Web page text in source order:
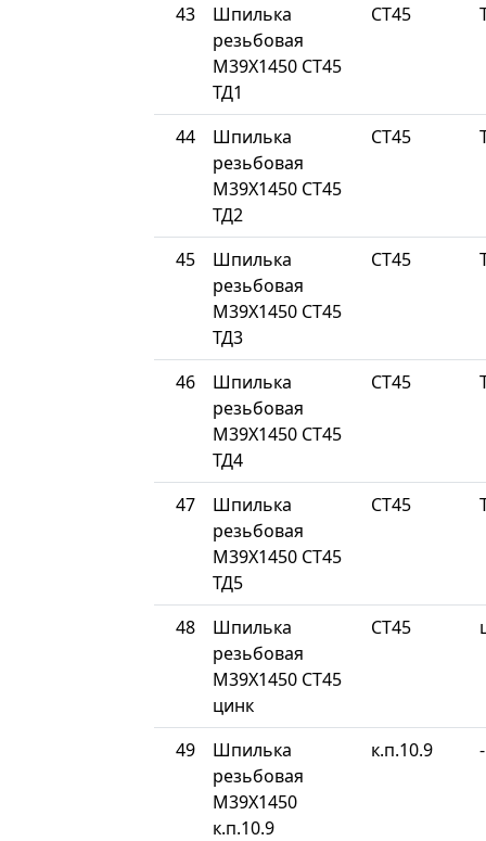
43
Шпилька
резьбовая
М39Х1450 СТ45
ТД1
СТ45
44
Шпилька
резьбовая
М39Х1450 СТ45
ТД2
СТ45
45
Шпилька
резьбовая
М39Х1450 СТ45
ТД3
СТ45
46
Шпилька
резьбовая
М39Х1450 СТ45
ТД4
СТ45
47
Шпилька
резьбовая
М39Х1450 СТ45
ТД5
СТ45
48
Шпилька
резьбовая
М39Х1450 СТ45
цинк
СТ45
49
Шпилька
резьбовая
М39Х1450
к.п.10.9
к.п.10.9 -